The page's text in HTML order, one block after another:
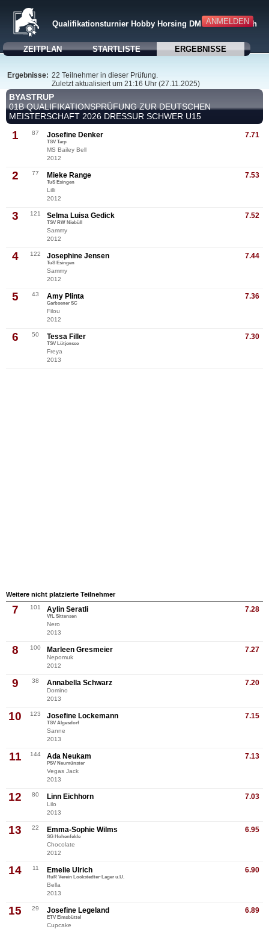
ANMELDEN
Qualifikationsturnier Hobby Horsing DM 2026 Tornesch
ZEITPLAN STARTLISTE ERGEBNISSE
Ergebnisse: 22 Teilnehmer in dieser Prüfung.
Zuletzt aktualisiert um 21:16 Uhr (27.11.2025)
BYASTRUP
01B QUALIFIKATIONSPRÜFUNG ZUR DEUTSCHEN
MEISTERSCHAFT 2026 DRESSUR SCHWER U15
1 87 7.71
Josefine Denker
TSV Tarp
MS Bailey Bell
2012
2 77 7.53
Mieke Range
TuS Esingen
Lilli
2012
3 121 7.52
Selma Luisa Gedick
TSV RW Niebüll
Sammy
2012
4 122 7.44
Josephine Jensen
TuS Esingen
Sammy
2012
5 43 7.36
Amy Plinta
Garbsener SC
Filou
2012
6 50 7.30
Tessa Filler
TSV Lütjensee
Freya
2013
Weitere nicht platzierte Teilnehmer
7 101 7.28
Aylin Seratli
VfL Sittensen
Nero
2013
8 100 7.27
Marleen Gresmeier
Nepomuk
2012
9 38 7.20
Annabella Schwarz
Domino
2013
10 123 7.15
Josefine Lockemann
TSV Algesdorf
Sanne
2013
11 144 7.13
Ada Neukam
PSV Neumünster
Vegas Jack
2013
12 80 7.03
Linn Eichhorn
Lilo
2013
13 22 6.95
Emma-Sophie Wilms
SG Hohenfelde
Chocolate
2012
14 11 6.90
Emelie Ulrich
RuR Verein Lockstedter-Lager u.U.
Bella
2013
15 29 6.89
Josefine Legeland
ETV Eimsbüttel
Cupcake